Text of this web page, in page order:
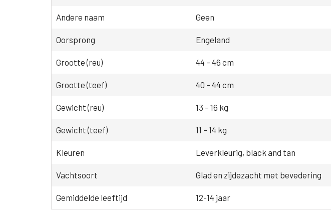
Andere naam Geen
Oorsprong Engeland
Grootte (reu) 44 – 46 cm
Grootte (teef) 40 – 44 cm
Gewicht (reu) 13 – 16 kg
Gewicht (teef) 11 – 14 kg
Kleuren Leverkleurig, black and tan
Vachtsoort Glad en zijdezacht met bevedering
Gemiddelde leeftijd 12-14 jaar